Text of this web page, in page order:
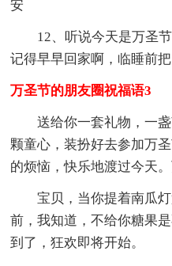
安
12、听说今天是万圣
记得早早回家啊，临睡前把
万圣节的朋友圈祝福语3
送给你一套礼物，一
颗童心，装扮好去参加万
的烦恼，快乐地渡过今天
宝贝，当你提着南瓜
前，我知道，不给你糖果
到了，狂欢即将开始。